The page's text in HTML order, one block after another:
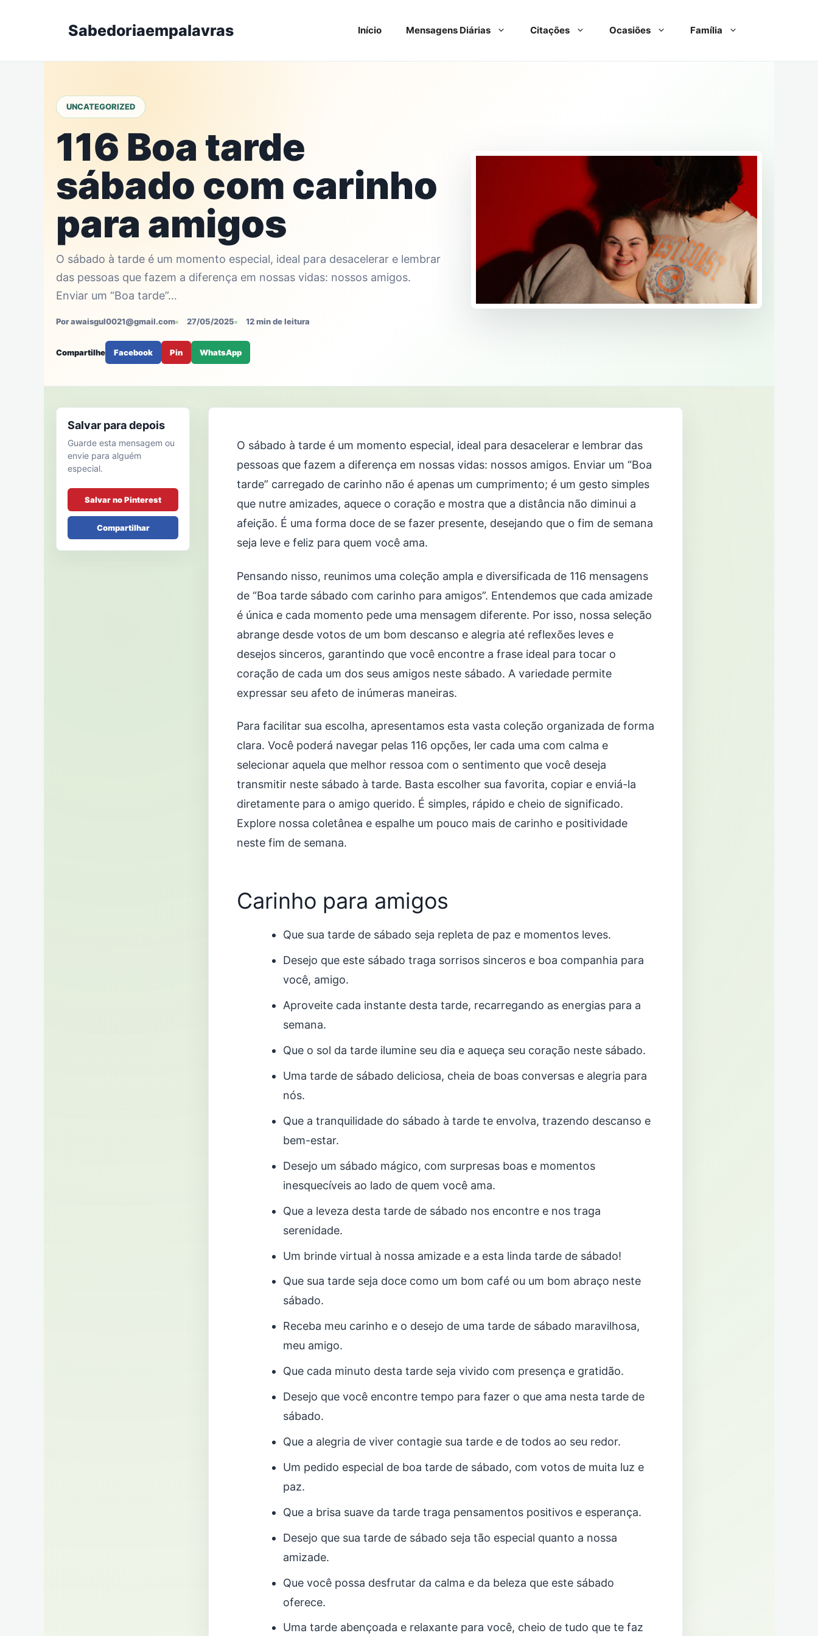
Sabedoriaempalavras Início Mensagens Diárias Citações Ocasiões Família
UNCATEGORIZED
116 Boa tarde
sábado com carinho
para amigos
O sábado à tarde é um momento especial, ideal para desacelerar e lembrar
das pessoas que fazem a diferença em nossas vidas: nossos amigos.
Enviar um “Boa tarde”…
Por awaisgul0021@gmail.com 27/05/2025 12 min de leitura
Compartilhe Facebook Pin WhatsApp
Salvar para depois
Guarde esta mensagem ou
envie para alguém
especial.
Salvar no Pinterest
Compartilhar
O sábado à tarde é um momento especial, ideal para desacelerar e lembrar das
pessoas que fazem a diferença em nossas vidas: nossos amigos. Enviar um “Boa
tarde” carregado de carinho não é apenas um cumprimento; é um gesto simples
que nutre amizades, aquece o coração e mostra que a distância não diminui a
afeição. É uma forma doce de se fazer presente, desejando que o fim de semana
seja leve e feliz para quem você ama.
Pensando nisso, reunimos uma coleção ampla e diversificada de 116 mensagens
de “Boa tarde sábado com carinho para amigos”. Entendemos que cada amizade
é única e cada momento pede uma mensagem diferente. Por isso, nossa seleção
abrange desde votos de um bom descanso e alegria até reflexões leves e
desejos sinceros, garantindo que você encontre a frase ideal para tocar o
coração de cada um dos seus amigos neste sábado. A variedade permite
expressar seu afeto de inúmeras maneiras.
Para facilitar sua escolha, apresentamos esta vasta coleção organizada de forma
clara. Você poderá navegar pelas 116 opções, ler cada uma com calma e
selecionar aquela que melhor ressoa com o sentimento que você deseja
transmitir neste sábado à tarde. Basta escolher sua favorita, copiar e enviá-la
diretamente para o amigo querido. É simples, rápido e cheio de significado.
Explore nossa coletânea e espalhe um pouco mais de carinho e positividade
neste fim de semana.
Carinho para amigos
Que sua tarde de sábado seja repleta de paz e momentos leves.
Desejo que este sábado traga sorrisos sinceros e boa companhia para
você, amigo.
Aproveite cada instante desta tarde, recarregando as energias para a
semana.
Que o sol da tarde ilumine seu dia e aqueça seu coração neste sábado.
Uma tarde de sábado deliciosa, cheia de boas conversas e alegria para
nós.
Que a tranquilidade do sábado à tarde te envolva, trazendo descanso e
bem-estar.
Desejo um sábado mágico, com surpresas boas e momentos
inesquecíveis ao lado de quem você ama.
Que a leveza desta tarde de sábado nos encontre e nos traga
serenidade.
Um brinde virtual à nossa amizade e a esta linda tarde de sábado!
Que sua tarde seja doce como um bom café ou um bom abraço neste
sábado.
Receba meu carinho e o desejo de uma tarde de sábado maravilhosa,
meu amigo.
Que cada minuto desta tarde seja vivido com presença e gratidão.
Desejo que você encontre tempo para fazer o que ama nesta tarde de
sábado.
Que a alegria de viver contagie sua tarde e de todos ao seu redor.
Um pedido especial de boa tarde de sábado, com votos de muita luz e
paz.
Que a brisa suave da tarde traga pensamentos positivos e esperança.
Desejo que sua tarde de sábado seja tão especial quanto a nossa
amizade.
Que você possa desfrutar da calma e da beleza que este sábado
oferece.
Uma tarde abençoada e relaxante para você, cheio de tudo que te faz